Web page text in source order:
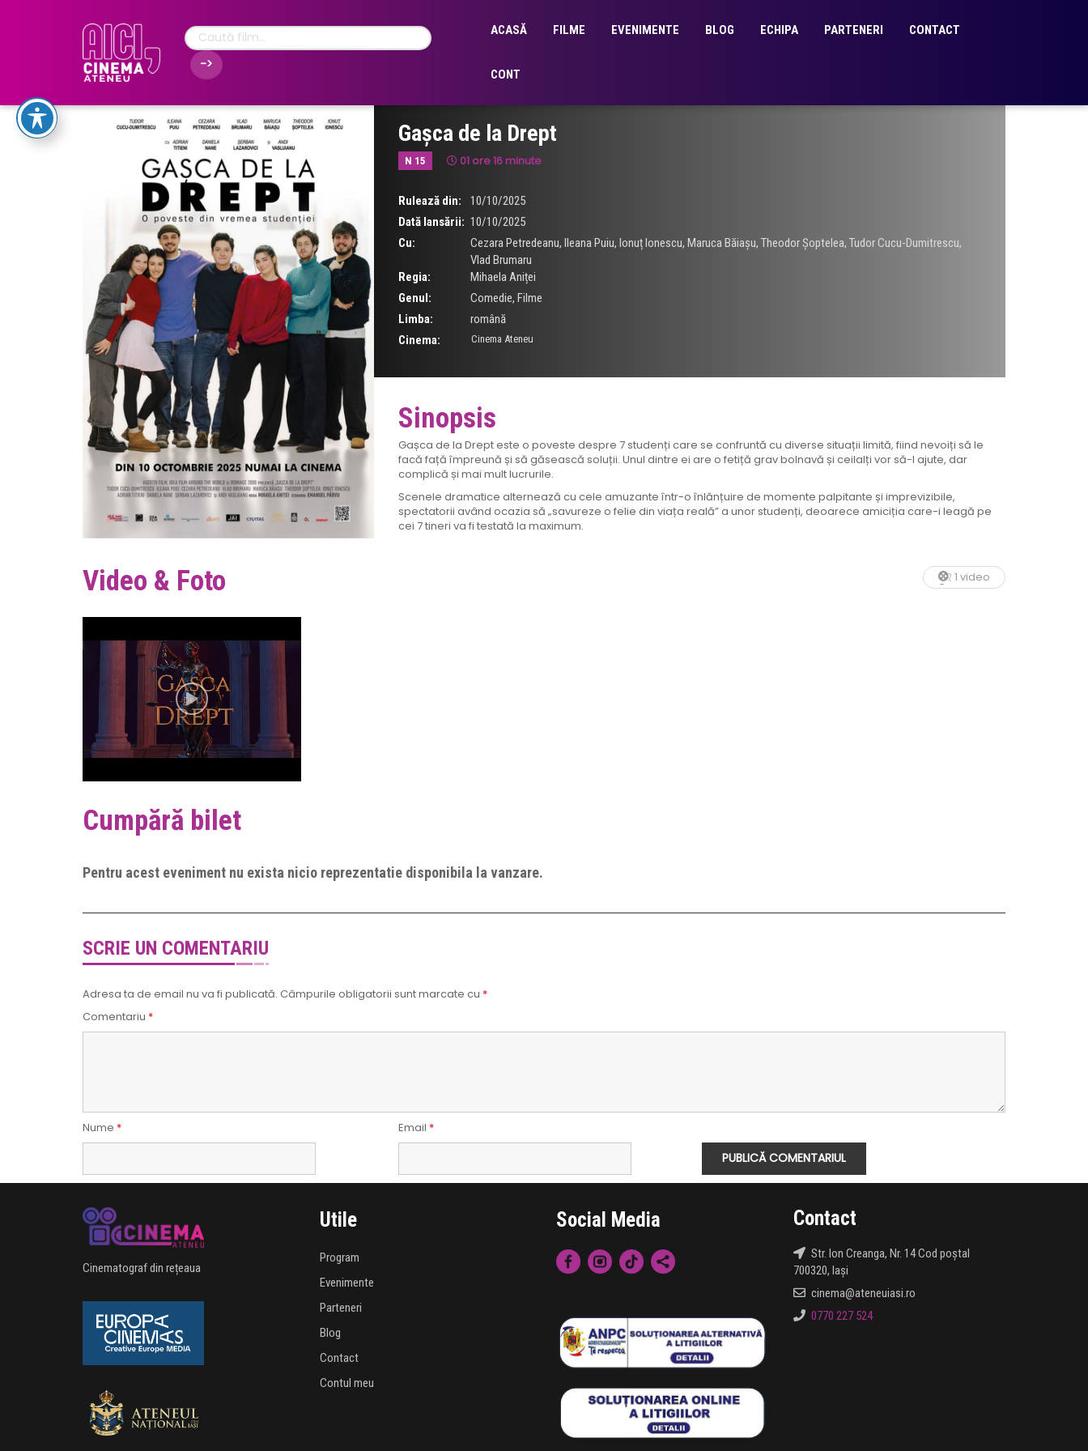
ACASĂ FILME EVENIMENTE BLOG ECHIPA PARTENERI CONTACT
CONT
Gașca de la Drept
N 15 01 ore 16 minute
Rulează din:
10/10/2025
Dată lansării: 10/10/2025
Cu:
Cezara Petredeanu, Ileana Puiu, Ionuț Ionescu, Maruca Băiașu, Theodor Șoptelea, Tudor Cucu-Dumitrescu,
Vlad Brumaru
Regia:
Mihaela Aniței
Genul:
Comedie, Filme
Limba:
română
Cinema:
Cinema Ateneu
Sinopsis
Gașca de la Drept este o poveste despre 7 studenți care se confruntă cu diverse situații limită, fiind nevoiți să le
facă față împreună și să găsească soluții. Unul dintre ei are o fetiță grav bolnavă și ceilalți vor să-l ajute, dar
complică și mai mult lucrurile.
Scenele dramatice alternează cu cele amuzante într-o înlănțuire de momente palpitante și imprevizibile,
spectatorii având ocazia să „savureze o felie din viața reală” a unor studenți, deoarece amiciția care-i leagă pe
cei 7 tineri va fi testată la maximum.
Video & Foto 1 video
Cumpără bilet
Pentru acest eveniment nu exista nicio reprezentatie disponibila la vanzare.
SCRIE UN COMENTARIU
Adresa ta de email nu va fi publicată. Câmpurile obligatorii sunt marcate cu *
Comentariu *
Nume * Email *
Cinematograf din rețeaua
Utile
Program
Evenimente
Parteneri
Blog
Contact
Contul meu
Social Media Contact
Str. Ion Creanga, Nr. 14 Cod poștal
700320, Iași
cinema@ateneuiasi.ro
0770 227 524